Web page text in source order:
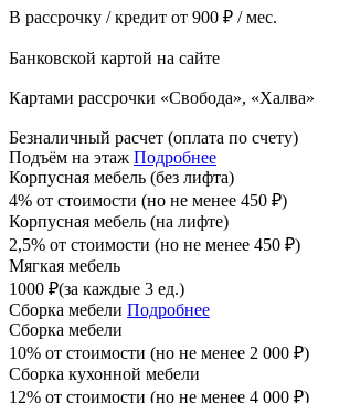
В рассрочку / кредит от 900 ₽ / мес.
Банковской картой на сайте
Картами рассрочки «Свобода», «Халва»
Безналичный расчет (оплата по счету)
Подъём на этаж Подробнее
Корпусная мебель (без лифта)
4% от стоимости (но не менее 450 ₽)
Корпусная мебель (на лифте)
2,5% от стоимости (но не менее 450 ₽)
Мягкая мебель
1000 ₽(за каждые 3 ед.)
Сборка мебели Подробнее
Сборка мебели
10% от стоимости (но не менее 2 000 ₽)
Сборка кухонной мебели
12% от стоимости (но не менее 4 000 ₽)